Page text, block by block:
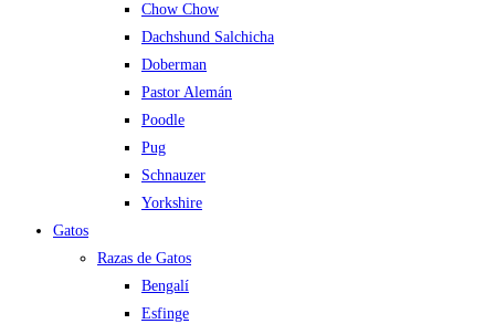
Chow Chow
Dachshund Salchicha
Doberman
Pastor Alemán
Poodle
Pug
Schnauzer
Yorkshire
Gatos
Razas de Gatos
Bengalí
Esfinge